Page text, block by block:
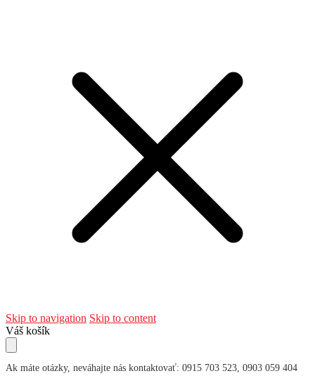
Skip to navigation Skip to content
Váš košík
Ak máte otázky, neváhajte nás kontaktovať: 0915 703 523, 0903 059 404